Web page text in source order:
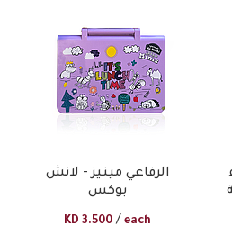
الرفاعي مينيز - لانش
بوكس
KD 3.500 / each